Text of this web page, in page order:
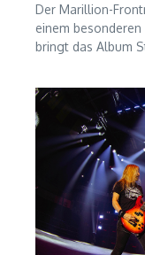
Der Marillion-
einem
bringt das Album